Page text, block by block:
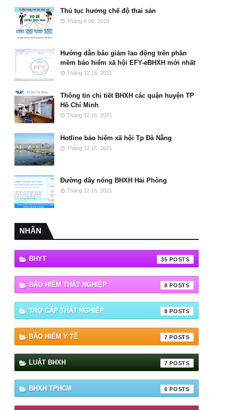
Thủ tục hưởng chế độ thai sản
Tháng 6 06, 2018
Hướng dẫn báo giảm lao động trên phần
mềm bảo hiểm xã hội EFY-eBHXH mới nhất
Tháng 12 16, 2021
Thông tin chi tiết BHXH các quận huyện TP
Hồ Chí Minh
Tháng 12 16, 2021
Hotline bảo hiểm xã hội Tp Đà Nẵng
Tháng 12 16, 2021
Đường dây nóng BHXH Hải Phòng
Tháng 12 16, 2021
NHÃN
BHYT 35
BẢO HIỂM THẤT NGHIỆP 8
TRỢ CẤP THẤT NGHIỆP 8
BẢO HIỂM Y TẾ 7
LUẬT BHXH 7
BHXH TPHCM 6